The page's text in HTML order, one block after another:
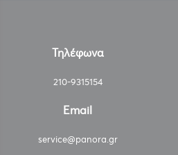
Τηλέφωνα
210-9315154
Email
service@panora.gr